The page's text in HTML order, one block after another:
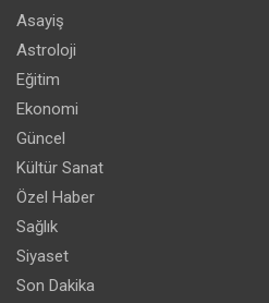
Asayiş
Astroloji
Eğitim
Ekonomi
Güncel
Kültür Sanat
Özel Haber
Sağlık
Siyaset
Son Dakika